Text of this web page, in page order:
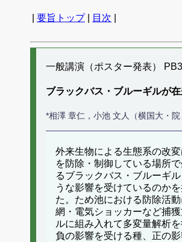
要旨トップ| 目次
一般講演（ポスター発表）
ブラックバス・ブルーギルが
*相澤 章仁，小池 文人（横国大・院
外来生物による生態系の改
を防除・制御している場所
るブラックバス・ブルーギ
うな影響を受けているのか
た。ため池における防除活
網・電気ショッカーなど捕
ルに組み入れて多変量解析
負の影響を受ける種、正の